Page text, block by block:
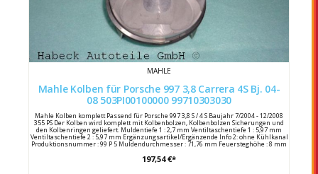
MAHLE
Mahle Kolben für Porsche 997 3,8 Carrera 4S Bj. 04-
08 503PI00100000 99710303030
Mahle Kolben komplett Passend für Porsche 997 3,8 S / 4 S Baujahr 7/2004 - 12/2008
355 PS Der Kolben wird komplett mit Kolbenbolzen, Kolbenbolzen Sicherungen und
den Kolbenringen geliefert. Muldentiefe 1 : 2,7 mm Ventiltaschentiefe 1 : 5,97 mm
Ventiltaschentiefe 2 : 5,97 mm Ergänzungsartikel/Ergänzende Info 2: ohne Kühlkanal
Produktionsnummer : 99 P 5 Muldendurchmesser : 71,76 mm Feuersteghöhe : 8 mm
Ø : 22,0 mm Bolzenlänge : 58,0 mm Komponentennummer : 1. R 1,2 N
197,54 €*